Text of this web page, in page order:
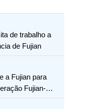
de trabalho a
de Fujian
a Fujian para
Fujian-